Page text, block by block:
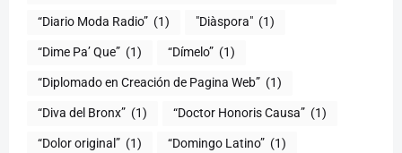
“Diario Moda Radio” (1) (1)
“Dime Pa’ Que” (1) “Dímelo” (1)
“Diplomado en Creación de Pagina Web” (1)
“Diva del Bronx” (1) “Doctor Honoris Causa” (1)
“Dolor original” (1) “Domingo Latino” (1)